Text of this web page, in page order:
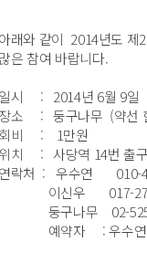
아래와 같이 2014년도 제
많은 참여 바랍니다.
일시 : 2014년 6월 9일
장소 : 둥구나무 (약선
회비 : 1만원
위치 : 사당역 14번 출구
연락처 : 우수연
이신우 017-
둥구나무 02-525
예약자 : 우수연